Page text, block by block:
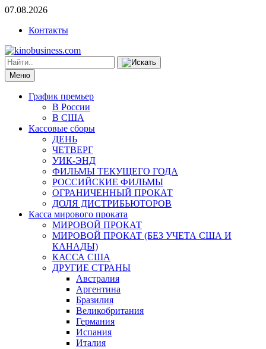
07.08.2026
Контакты
Меню
График премьер
В России
В США
Кассовые сборы
ДЕНЬ
ЧЕТВЕРГ
УИК-ЭНД
ФИЛЬМЫ ТЕКУЩЕГО ГОДА
РОССИЙСКИЕ ФИЛЬМЫ
ОГРАНИЧЕННЫЙ ПРОКАТ
ДОЛЯ ДИСТРИБЬЮТОРОВ
Касса мирового проката
МИРОВОЙ ПРОКАТ
МИРОВОЙ ПРОКАТ (БЕЗ УЧЕТА США И
КАНАДЫ)
КАССА США
ДРУГИЕ СТРАНЫ
Австралия
Аргентина
Бразилия
Великобритания
Германия
Испания
Италия